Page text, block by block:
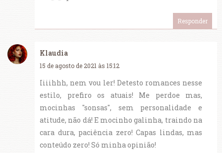
Responder
Klaudia
15 de agosto de 2021 às 15:12
Iiiihhh, nem vou ler! Detesto romances nesse
estilo, prefiro os atuais! Me perdoe mas,
mocinhas "sonsas", sem personalidade e
atitude, não dá! E mocinho galinha, traindo na
cara dura, paciência zero! Capas lindas, mas
conteúdo zero! Só minha opinião!